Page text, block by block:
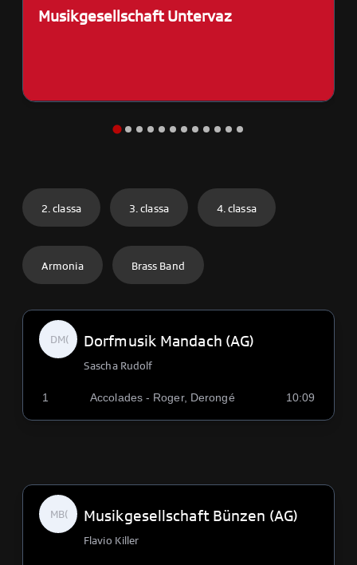
Musikgesellschaft Untervaz
2. classa 3. classa 4. classa
Armonia Brass Band
DM( Dorfmusik Mandach (AG)
Sascha Rudolf
1 Accolades - Roger, Derongé 10:09
MB( Musikgesellschaft Bünzen (AG)
Flavio Killer